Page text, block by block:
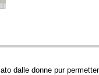
dalle donne pur